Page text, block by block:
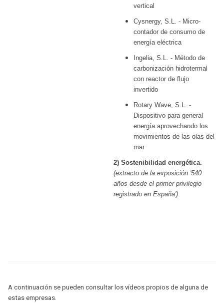
vertical
Cysnergy, S.L. - Micro-
contador de consumo de
energía eléctrica
Ingelia, S.L. - Método de
carbonización hidrotermal
con reactor de flujo
invertido
Rotary Wave, S.L. -
Dispositivo para general
energía aprovechando los
movimientos de las olas del
mar
2) Sostenibilidad energética.
(extracto de la exposición '540
años desde el primer privilegio
registrado en España')
A continuación se pueden consultar los vídeos propios de alguna de
estas empresas.